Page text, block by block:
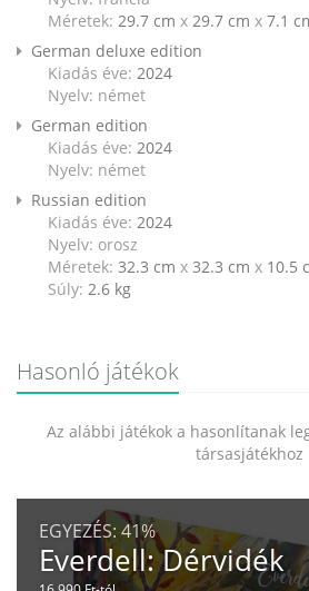
Méretek: 29.7 cm x 29.7 cm x 7.1
German deluxe edition
Kiadás éve: 2024
Nyelv: német
German edition
Kiadás éve: 2024
Nyelv: német
Russian edition
Kiadás éve: 2024
Nyelv: orosz
Méretek: 32.3 cm x 32.3 cm x 10.5
Súly: 2.6 kg
Hasonló játékok
Az alábbi játékok a hasonlítanak
társasjátékhoz
EGYEZÉS:41%
Everdell: Dérvidék